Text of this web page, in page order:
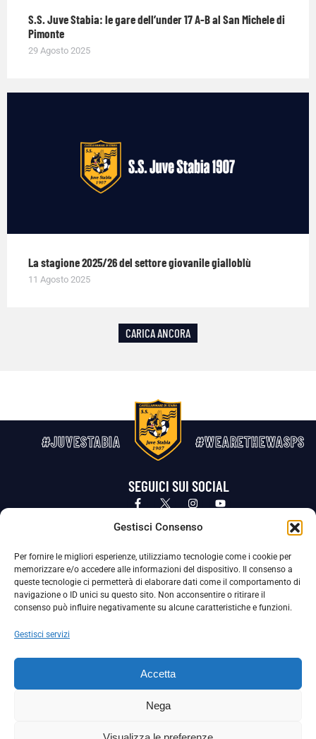
Gestisci Consenso
Per fornire le migliori esperienze, utilizziamo tecnologie come i cookie per
memorizzare e/o accedere alle informazioni del dispositivo. Il consenso a
queste tecnologie ci permetterà di elaborare dati come il comportamento di
navigazione o ID unici su questo sito. Non acconsentire o ritirare il
consenso può influire negativamente su alcune caratteristiche e funzioni.
Gestisci servizi
Accetta
Nega
S.S. Juve Stabia: le gare dell’under 17 A-B al San Michele di
Pimonte
29 Agosto 2025
La stagione 2025/26 del settore giovanile gialloblù
11 Agosto 2025
CARICA ANCORA
#JUVESTABIA #WEARETHEWASPS
SEGUICI SUI SOCIAL
Privacy Policy Cookie Policy
La Società ha nominato il Responsabile della Protezione dei Dati Personali (DPO), figura specializzata che vigila sulle modalità
adottate dalla nostra Società per tutelare i Suoi dati personali.
Per contattare il DPO può scrivere a
La Società ha inoltre adottato un proprio Codice Etico, consultabile al seguente link: